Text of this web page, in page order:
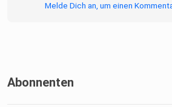
Melde Dich an, um einen
Abonnenten